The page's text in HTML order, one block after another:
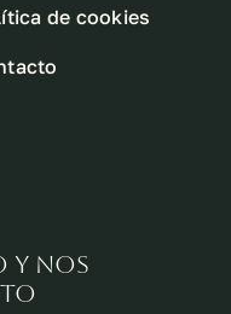
de cookies
y nos